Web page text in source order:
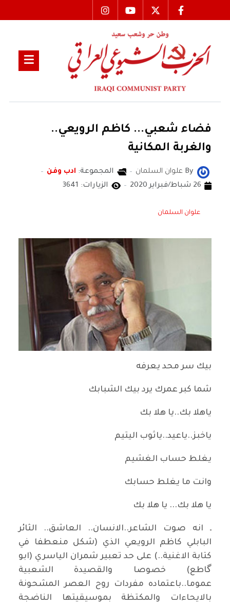
فضاء شعبي... كاظم الرويعي..
والغربة المكانية
By علوان السلمان المجموعة: ادب وفن
26 شباط/فبراير 2020
الزيارات: 3641
علوان السلمان
بيك سر محد يعرفه
شما كبر عمرك يرد بيك الشبابك
ياهلا بك..يا هلا بك
ياخبز..ياعيد..ياثوب اليتيم
يغلط حساب الغشيم
وانت ما يغلط حسابك
يا هلا بك... يا هلا بك
ـ انه صوت الشاعر..الانسان.. العاشق.. الثائر
البابلي كاظم الرويعي الذي (شكل منعطفا في
كتابة الاغنية..) على حد تعبير شمران الياسري (ابو
گاطع) خصوصا والقصيدة الشعبية
عموما..باعتماده مفردات روح العصر المشحونة
بالايحاءات والمكتظة بموسيقيتها الناضجة